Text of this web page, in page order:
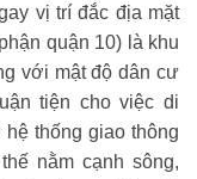
vị trí đắc địa mặt
quận 10) là khu
với mật độ dân cư
tiện cho việc di
thống giao thông
nằm cạnh sông,